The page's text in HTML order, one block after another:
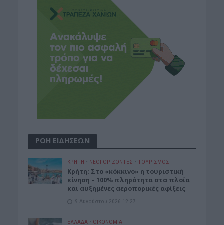
ΡΟΗ ΕΙΔΗΣΕΩΝ
ΚΡΗΤΗ • ΝΕΟΙ ΟΡΙΖΟΝΤΕΣ • ΤΟΥΡΙΣΜΟΣ
Κρήτη: Στο «κόκκινο» η τουριστική
κίνηση – 100% πληρότητα στα πλοία
και αυξημένες αεροπορικές αφίξεις
9 Αυγούστου 2026 12:27
ΕΛΛΑΔΑ • ΟΙΚΟΝΟΜΙΑ